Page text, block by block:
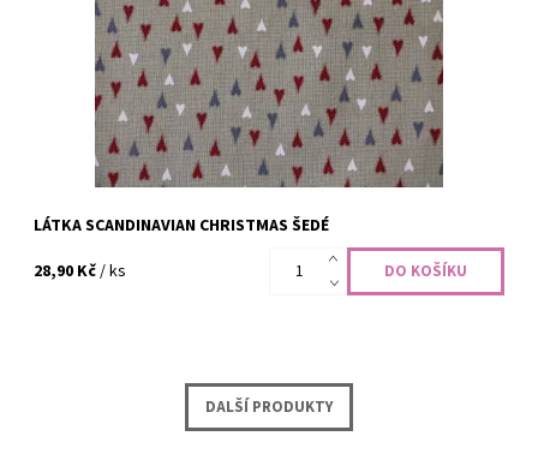
Dostupnost:
Skladem
CODE-2168
LECIEN Fabrics
LÁTKA SCANDINAVIAN CHRISTMAS ŠEDÉ
28,90 Kč/ ks
DALŠÍ PRODUKTY